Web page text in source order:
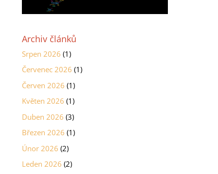
Archiv článků
Srpen 2026 (1)
Červenec 2026 (1)
Červen 2026 (1)
Květen 2026 (1)
Duben 2026 (3)
Březen 2026 (1)
Únor 2026 (2)
Leden 2026 (2)